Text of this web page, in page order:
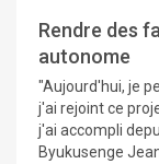
Rendre des
autonome
"Aujourd'hui, je
j'ai rejoint ce
j'ai accompli
Byukusenge